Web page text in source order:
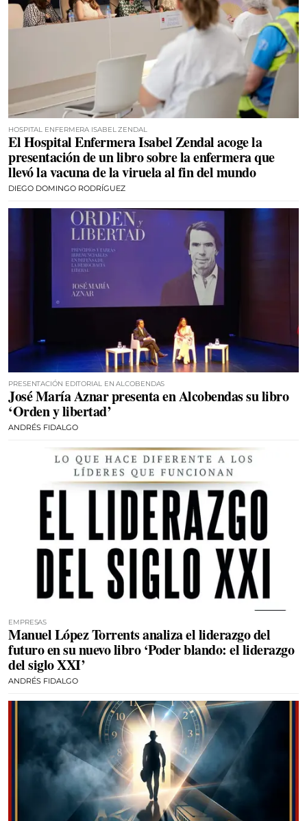
HOSPITAL ENFERMERA ISABEL ZENDAL
El Hospital Enfermera Isabel Zendal acoge la
presentación de un libro sobre la enfermera que
llevó la vacuna de la viruela al fin del mundo
DIEGO DOMINGO RODRÍGUEZ
PRESENTACIÓN EDITORIAL EN ALCOBENDAS
José María Aznar presenta en Alcobendas su libro
‘Orden y libertad’
ANDRÉS FIDALGO
EMPRESAS
Manuel López Torrents analiza el liderazgo del
futuro en su nuevo libro ‘Poder blando: el liderazgo
del siglo XXI’
ANDRÉS FIDALGO